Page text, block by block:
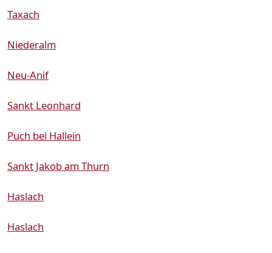
Taxach
Niederalm
Neu-Anif
Sankt Leonhard
Puch bei Hallein
Sankt Jakob am Thurn
Haslach
Haslach